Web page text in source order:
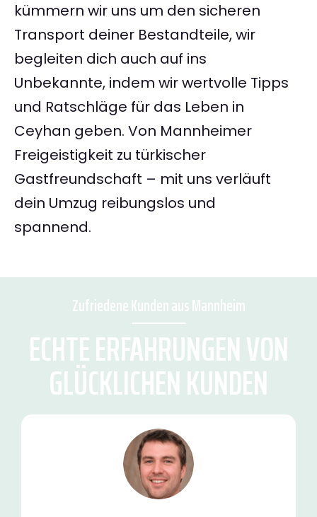
kümmern wir uns um den sicheren
Transport deiner Bestandteile, wir
begleiten dich auch auf ins
Unbekannte, indem wir wertvolle Tipps
und Ratschläge für das Leben in
Ceyhan geben. Von Mannheimer
Freigeistigkeit zu türkischer
Gastfreundschaft – mit uns verläuft
dein Umzug reibungslos und
spannend.
Zufriedene Kunden aus Mannheim
ECHTE ERFAHRUNGEN VON
GLÜCKLICHEN KUNDEN